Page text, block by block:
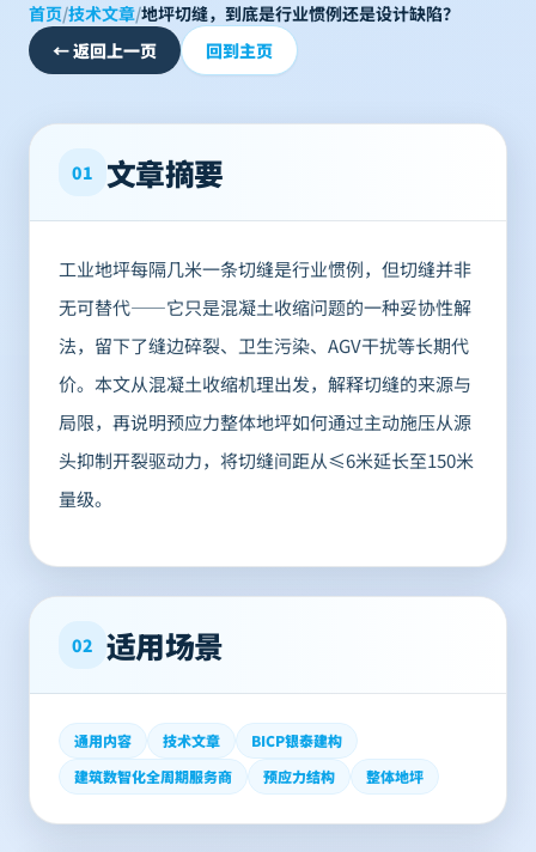
首页/技术文章/地坪切缝，到底是行业惯例还是设计缺陷？
←返回上一页 回到主页
01 文章摘要
工业地坪每隔几米一条切缝是行业惯例，但切缝并非
无可替代——它只是混凝土收缩问题的一种妥协性解
法，留下了缝边碎裂、卫生污染、AGV干扰等长期代
价。本文从混凝土收缩机理出发，解释切缝的来源与
局限，再说明预应力整体地坪如何通过主动施压从源
头抑制开裂驱动力，将切缝间距从≤6米延长至150米
量级。
02 适用场景
通用内容 技术文章
BICP银泰建构
建筑数智化全周期服务商
预应力结构 整体地坪